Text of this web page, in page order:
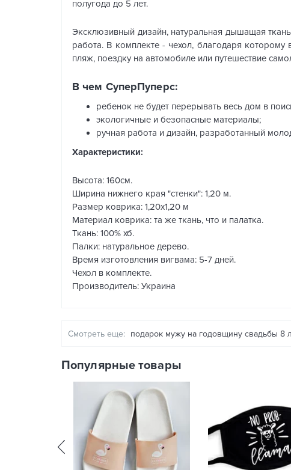
полугода до 5 лет.
Эксклюзивный дизайн, натуральная дышащая
работа. В комплекте - чехол, благодаря
пляж, поездку на автомобиле или путешествие
В чем СуперПуперс:
ребенок не будет перерывать весь дом в
экологичные и безопасные материалы;
ручная работа и дизайн, разработанный
Характеристики:
Высота: 160см.
Ширина нижнего края "стенки": 1,20 м.
Размер коврика: 1,20х1,20 м
Материал коврика: та же ткань, что и палатка.
Ткань: 100% хб.
Палки: натуральное дерево.
Время изготовления вигвама: 5-7 дней.
Чехол в комплекте.
Производитель: Украина
Смотреть еще: подарок мужу на годовщину свадьбы 8
Популярные товары